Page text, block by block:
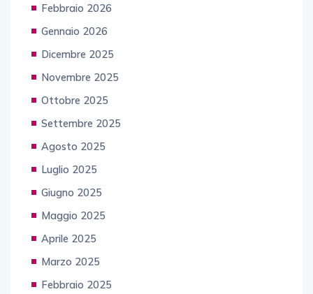
Febbraio 2026
Gennaio 2026
Dicembre 2025
Novembre 2025
Ottobre 2025
Settembre 2025
Agosto 2025
Luglio 2025
Giugno 2025
Maggio 2025
Aprile 2025
Marzo 2025
Febbraio 2025